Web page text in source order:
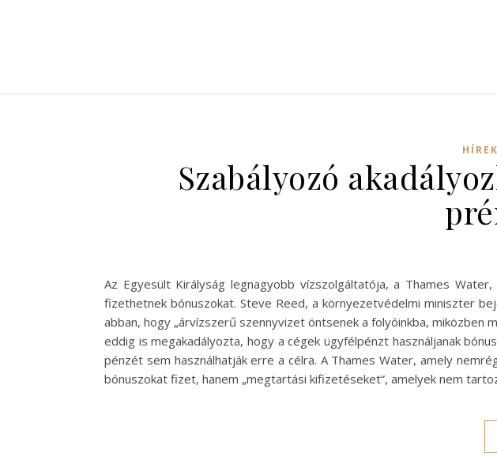
HÍREK
Szabályozó
Az Egyesült Királyság legnagyobb vízszolgáltatója, a Thames
fizethetnek bónuszokat. Steve Reed, a környezetvédelmi miniszter
abban, hogy „árvízszerű szennyvizet öntsenek a folyóinkba, miközben
eddig is megakadályozta, hogy a cégek ügyfélpénzt használjanak
pénzét sem használhatják erre a célra. A Thames Water, amely
bónuszokat fizet, hanem „megtartási kifizetéseket”, amelyek nem